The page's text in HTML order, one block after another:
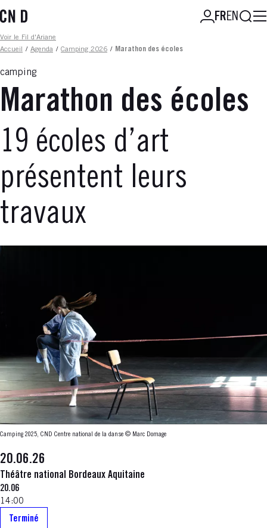
au
principal
FREN
Fil d'ariane
Voir le Fil d'Ariane
Accueil
/ Agenda / Camping 2026 / Marathon des écoles
camping
Marathon des écoles
19 écoles d’art
présentent leurs
travaux
Camping 2025, CND Centre national de la danse © Marc Domage
20.06.26
Théâtre national Bordeaux Aquitaine
20.06
14:00
Terminé